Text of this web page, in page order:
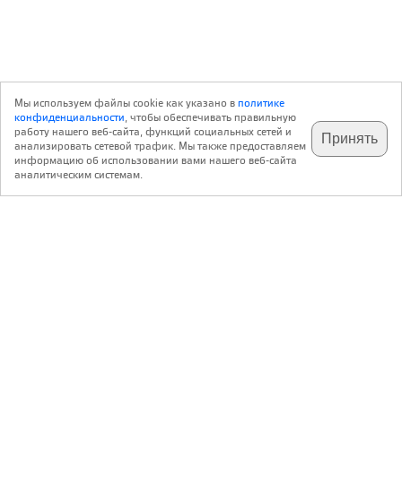
подпишитесь на наш
телеграм @archi_ru
✕
с 20 июля 1999 г.
Мы используем файлы cookie как указано вполитике
конфиденциальности, чтобы обеспечивать правильную
работу нашего веб-сайта, функций социальных сетей и
анализировать сетевой трафик. Мы также предоставляем
информацию об использовании вами нашего веб-сайта
аналитическим системам.
Принять